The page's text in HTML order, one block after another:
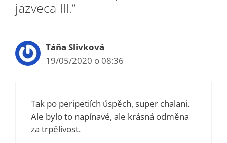
jazveca III.”
Táňa Slivková
19/05/2020 o 08:36
Tak po peripetiích úspěch, super chalani.
Ale bylo to napínavé, ale krásná odměna
za trpělivost.